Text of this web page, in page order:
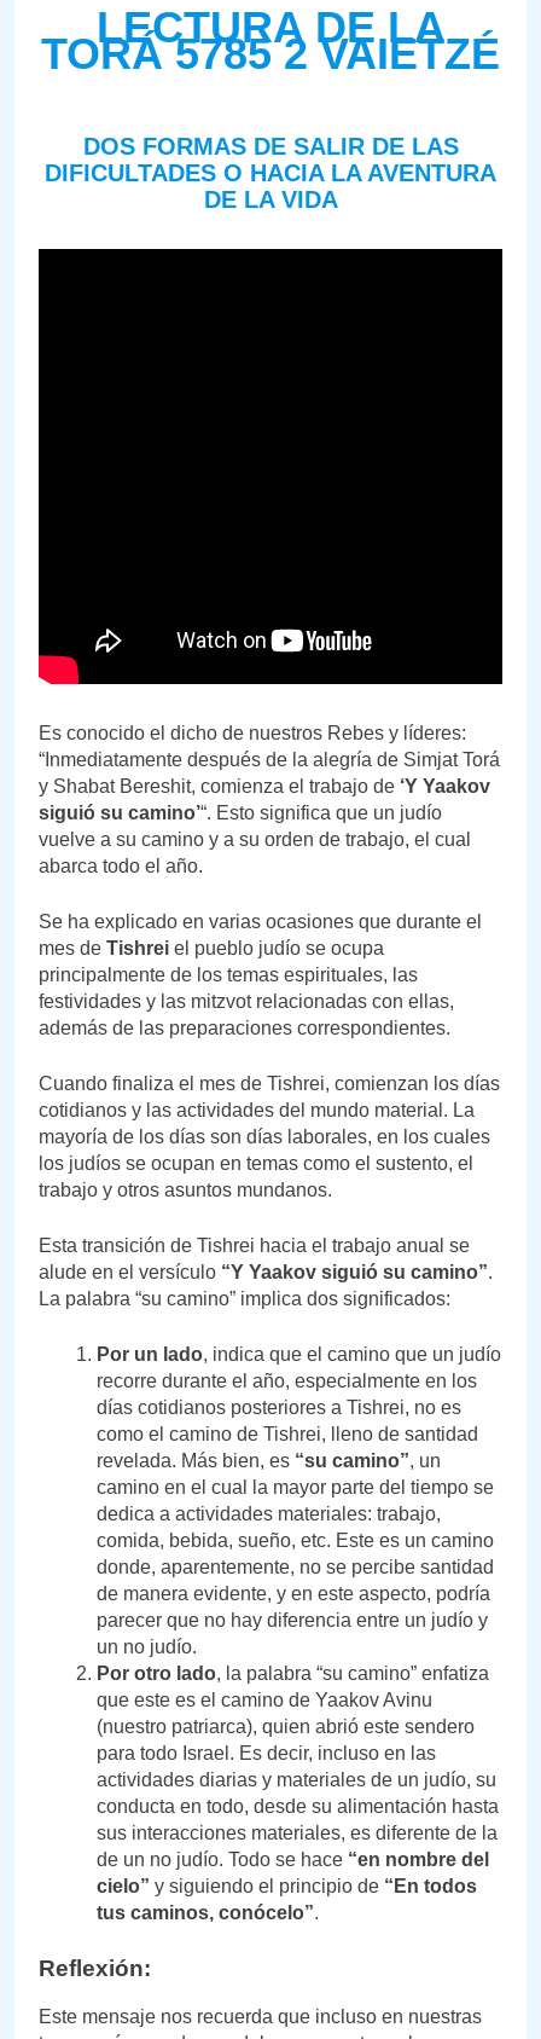
LECTURA DE LA
TORÁ 5785 2 VAIETZÉ
DOS FORMAS DE SALIR DE LAS
DIFICULTADES O HACIA LA AVENTURA
DE LA VIDA
Es conocido el dicho de nuestros Rebes y líderes:
“Inmediatamente después de la alegría de Simjat Torá
y Shabat Bereshit, comienza el trabajo de ‘Y Yaakov
siguió su camino’“. Esto significa que un judío
vuelve a su camino y a su orden de trabajo, el cual
abarca todo el año.
Se ha explicado en varias ocasiones que durante el
mes de Tishrei el pueblo judío se ocupa
principalmente de los temas espirituales, las
festividades y las mitzvot relacionadas con ellas,
además de las preparaciones correspondientes.
Cuando finaliza el mes de Tishrei, comienzan los días
cotidianos y las actividades del mundo material. La
mayoría de los días son días laborales, en los cuales
los judíos se ocupan en temas como el sustento, el
trabajo y otros asuntos mundanos.
Esta transición de Tishrei hacia el trabajo anual se
alude en el versículo “Y Yaakov siguió su camino”.
La palabra “su camino” implica dos significados:
Por un lado, indica que el camino que un judío
recorre durante el año, especialmente en los
días cotidianos posteriores a Tishrei, no es
como el camino de Tishrei, lleno de santidad
revelada. Más bien, es “su camino”, un
camino en el cual la mayor parte del tiempo se
dedica a actividades materiales: trabajo,
comida, bebida, sueño, etc. Este es un camino
donde, aparentemente, no se percibe santidad
de manera evidente, y en este aspecto, podría
parecer que no hay diferencia entre un judío y
un no judío.
Por otro lado, la palabra “su camino” enfatiza
que este es el camino de Yaakov Avinu
(nuestro patriarca), quien abrió este sendero
para todo Israel. Es decir, incluso en las
actividades diarias y materiales de un judío, su
conducta en todo, desde su alimentación hasta
sus interacciones materiales, es diferente de la
de un no judío. Todo se hace “en nombre del
cielo” y siguiendo el principio de “En todos
tus caminos, conócelo”.
Reflexión:
Este mensaje nos recuerda que incluso en nuestras